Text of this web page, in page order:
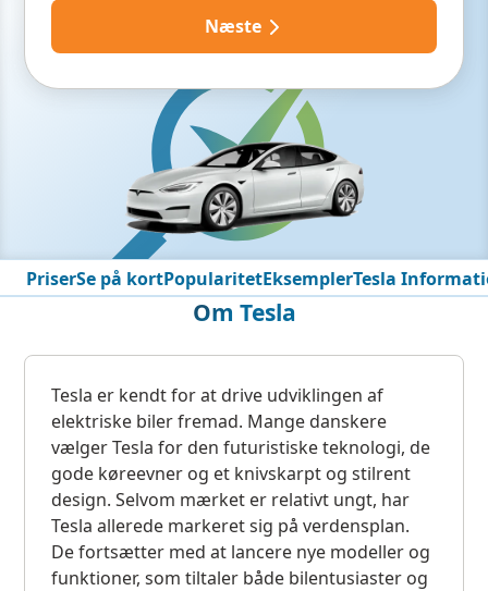
Næste
PriserSe på kortPopularitetEksemplerTesla
Om Tesla
Tesla er kendt for at drive udviklingen af
elektriske biler fremad. Mange danskere
vælger Tesla for den futuristiske teknologi, de
gode køreevner og et knivskarpt og stilrent
design. Selvom mærket er relativt ungt, har
Tesla allerede markeret sig på verdensplan.
De fortsætter med at lancere nye modeller og
funktioner, som tiltaler både bilentusiaster og